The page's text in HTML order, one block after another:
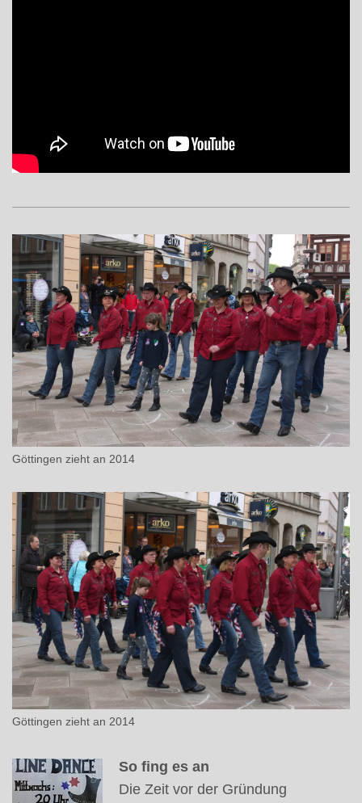
Göttingen zieht an 2014
Göttingen zieht an 2014
So fing es an
Die Zeit vor der Gründung